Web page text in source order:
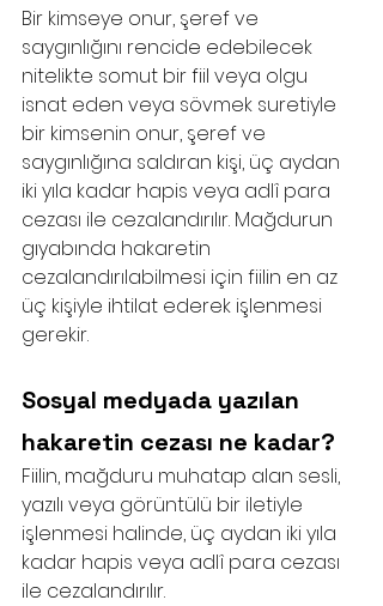
Bir kimseye onur, şeref ve
saygınlığını rencide edebilecek
nitelikte somut bir fiil veya olgu
isnat eden veya sövmek suretiyle
bir kimsenin onur, şeref ve
saygınlığına saldıran kişi, üç aydan
iki yıla kadar hapis veya adlî para
cezası ile cezalandırılır. Mağdurun
gıyabında hakaretin
cezalandırılabilmesi için fiilin en az
üç kişiyle ihtilat ederek işlenmesi
gerekir.
Sosyal medyada yazılan
hakaretin cezası ne kadar?
Fiilin, mağduru muhatap alan sesli,
yazılı veya görüntülü bir iletiyle
işlenmesi halinde, üç aydan iki yıla
kadar hapis veya adlî para cezası
ile cezalandırılır.